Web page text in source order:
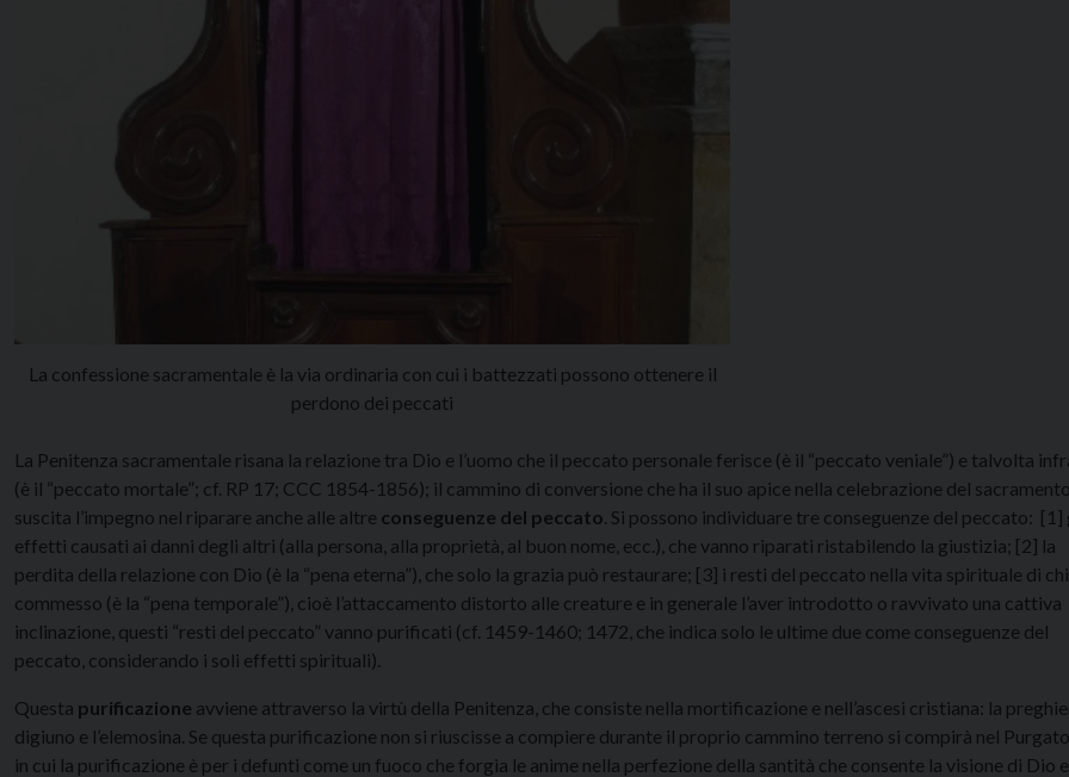
La confessione sacramentale è la via ordinaria con cui i battezzati possono ottenere il
perdono dei peccati
La Penitenza sacramentale risana la relazione tra Dio e l’uomo che il peccato personale ferisce (è il “peccato veniale”) e talvolta
(è il “peccato mortale”; cf. RP 17; CCC 1854-1856); il cammino di conversione che ha il suo apice nella celebrazione del sacramento
suscita l’impegno nel riparare anche alle altre conseguenze del peccato. Si possono individuare tre conseguenze del peccato: [1]
effetti causati ai danni degli altri (alla persona, alla proprietà, al buon nome, ecc.), che vanno riparati ristabilendo la giustizia; [2] la
perdita della relazione con Dio (è la “pena eterna”), che solo la grazia può restaurare; [3] i resti del peccato nella vita spirituale di chi
commesso (è la “pena temporale”), cioè l’attaccamento distorto alle creature e in generale l’aver introdotto o ravvivato una cattiva
inclinazione, questi “resti del peccato” vanno purificati (cf. 1459-1460; 1472, che indica solo le ultime due come conseguenze del
peccato, considerando i soli effetti spirituali).
Questa purificazione avviene attraverso la virtù della Penitenza, che consiste nella mortificazione e nell’ascesi cristiana: la
digiuno e l’elemosina. Se questa purificazione non si riuscisse a compiere durante il proprio cammino terreno si compirà nel
in cui la purificazione è per i defunti come un fuoco che forgia le anime nella perfezione della santità che consente la visione di Dio